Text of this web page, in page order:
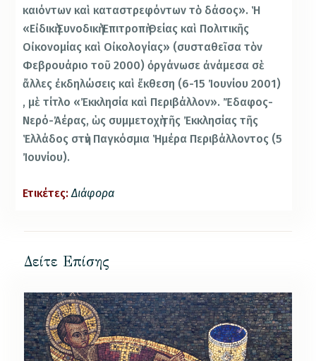
καιόντων καὶ καταστρεφόντων τὸ δάσος». Ἡ
«Εἰδικὴ Συνοδικὴ Ἐπιτροπὴ Θείας καὶ Πολιτικῆς
Οἰκονομίας καὶ Οἰκολογίας» (συσταθεῖσα τὸν
Φεβρουάριο τοῦ 2000) ὀργάνωσε ἀνάμεσα σὲ
ἄλλες ἐκδηλώσεις καὶ ἔκθεση (6-15 Ἰουνίου 2001)
, μὲ τίτλο «Ἐκκλησία καὶ Περιβάλλον». Ἔδαφος-
Νερό-Ἀέρας, ὡς συμμετοχὴ τῆς Ἐκκλησίας τῆς
Ἑλλάδος στὴν Παγκόσμια Ἡμέρα Περιβάλλοντος (5
Ἰουνίου).
Ετικέτες: Διάφορα
Δείτε Επίσης